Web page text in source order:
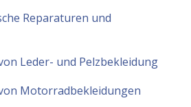
Reparaturen und
Leder- und Pelzbekleidung
Motorradbekleidungen